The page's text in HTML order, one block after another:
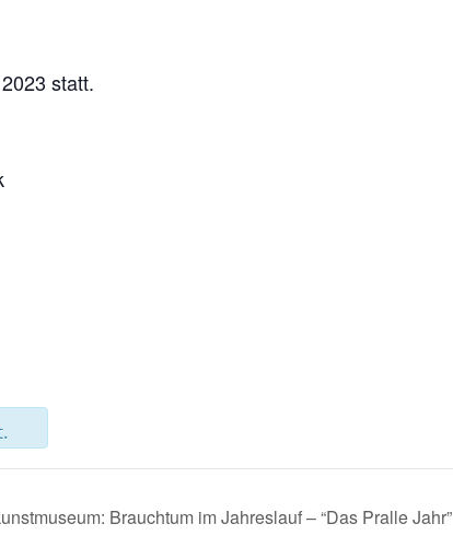
statt.
Brauchtum im Jahreslauf – “Das Pralle Jahr”